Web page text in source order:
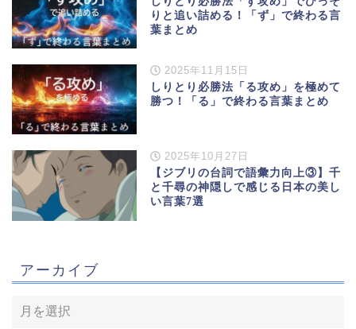
りと追い詰める！「ず」で終わる言
葉まとめ
2025年11月15日
しりとり必勝法「る攻め」を極めて
勝つ！「る」で終わる言葉まとめ
2025年10月27日
【ジブリの台詞で語彙力向上③】千
と千尋の神隠しで感じる日本の美し
い言葉7選
アーカイブ